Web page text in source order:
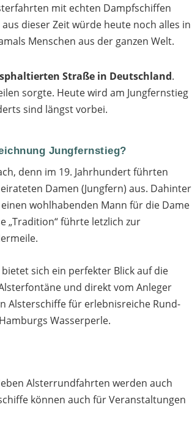
mit echten Dampfschiffen
dieser Zeit würde heute noch alles in
Menschen aus der ganzen Welt.
Straße in Deutschland.
sorgte. Heute wird am Jungfernstieg
sind längst vorbei.
Jungfernstieg?
denn im 19. Jahrhundert führten
Damen (Jungfern) aus. Dahinter
wohlhabenden Mann für die Dame
„Tradition“ führte letzlich zur
sich ein perfekter Blick auf die
und direkt vom Anleger
Alsterschiffe für erlebnisreiche Rund-
Wasserperle.
Alsterrundfahrten werden auch
können auch für Veranstaltungen